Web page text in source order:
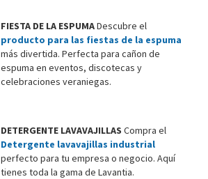
FIESTA DE LA ESPUMADescubre el
producto para las fiestas de la espuma
más divertida. Perfecta para cañon de
espuma en eventos, discotecas y
celebraciones veraniegas.
DETERGENTE LAVAVAJILLAS Compra el
Detergente lavavajillas industrial
perfecto para tu empresa o negocio. Aquí
tienes toda la gama de Lavantia.